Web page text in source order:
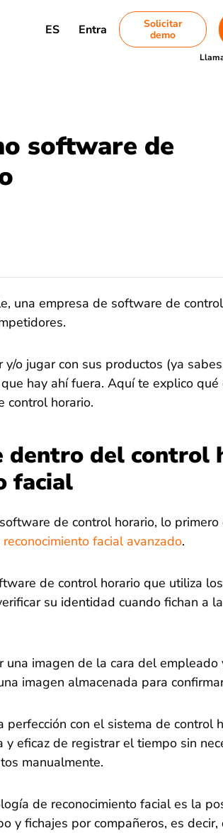
ES Entra
Solicitar
demo
software de
una empresa de software de
o jugar con sus productos (ya
hay ahí fuera. Aquí te explico qué
control horario.
dentro del control
facial
de control horario, lo primero
reconocimiento facial avanzado.
de control horario que utiliza
su identidad cuando fichan a
una imagen de la cara del empleado
imagen almacenada para
con el sistema de control
eficaz de registrar el tiempo sin
manualmente.
de reconocimiento facial es la
y fichajes por compañeros, es decir,